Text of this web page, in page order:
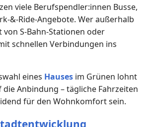
viele Berufspendler:innen Busse,
&-Ride-Angebote. Wer außerhalb
S-Bahn-Stationen oder
schnellen Verbindungen ins
eines Hauses im Grünen lohnt
die Anbindung – tägliche Fahrzeiten
für den Wohnkomfort sein.